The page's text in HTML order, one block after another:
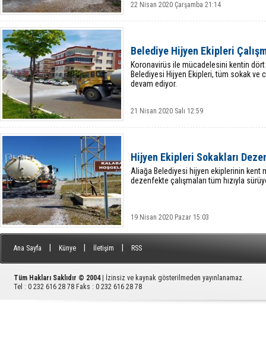
22 Nisan 2020 Çarşamba 21:14
Belediye Hijyen Ekipleri
Koronavirüs ile mücadelesini kentin
Belediyesi Hijyen Ekipleri, tüm sokak ve
devam ediyor.
21 Nisan 2020 Salı 12:59
Hijyen Ekipleri Sokakları
Aliağa Belediyesi hijyen ekiplerinin kent
dezenfekte çalışmaları tüm hızıyla
19 Nisan 2020 Pazar 15:03
Ana Sayfa Künye İletişim RSS
Tüm Hakları Saklıdır © 2004
| İzinsiz ve kaynak gösterilmeden yayınlanamaz.
Tel : 0 232 616 28 78 Faks : 0 232 616 28 78